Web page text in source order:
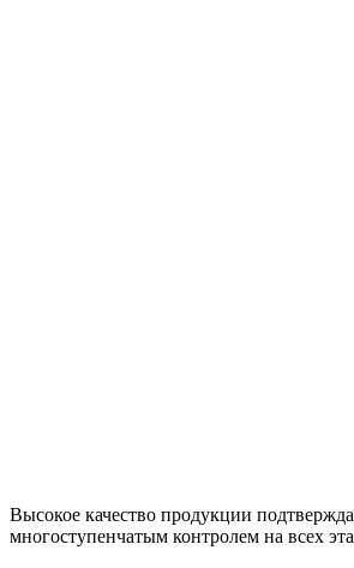
Высокое качество продукции
многоступенчатым контролем на всех